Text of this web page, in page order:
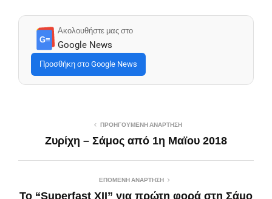
G≡
Ακολουθήστε μας στο
Google News
Προσθήκη στο Google News
ΠΡΟΗΓΟΎΜΕΝΗ ΑΝΆΡΤΗΣΗ
Ζυρίχη – Σάμος από 1η Μαϊου 2018
ΕΠΌΜΕΝΗ ΑΝΆΡΤΗΣΗ
Το “Superfast XII” για πρώτη φορά στη Σάμο